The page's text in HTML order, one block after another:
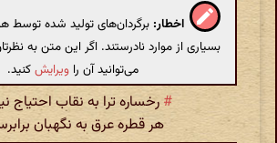
اخطار: برگردان‌های تولید شده
بسیاری از موارد نادرستند. اگر این متن به
می‌توانید آن را ویرایشکنید.
#رخساره ترا به نقاب
هر قطره عرق به نگهبان